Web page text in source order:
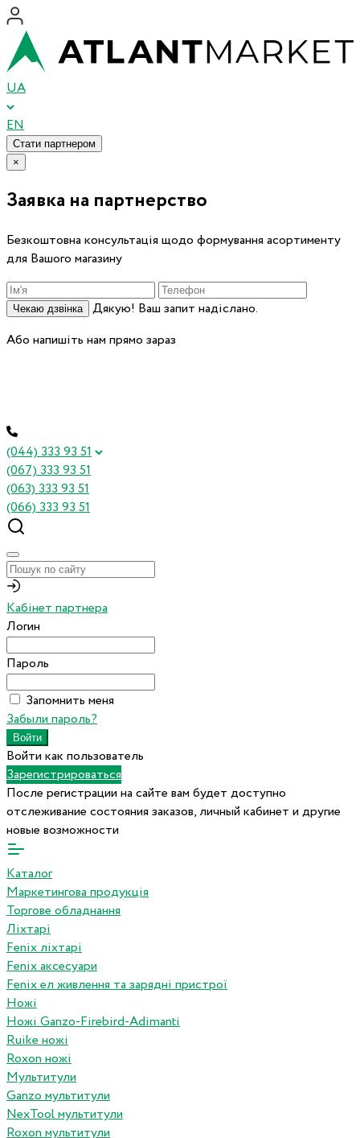
UA
EN
Стати партнером
×
Заявка на партнерство
Безкоштовна консультація щодо формування асортименту
для Вашого магазину
Чекаю дзвінка
Дякую! Ваш запит надіслано.
Або напишіть нам прямо зараз
(044) 333 93 51
(067) 333 93 51
(063) 333 93 51
(066) 333 93 51
Кабінет партнера
Логин
Пароль
Запомнить меня
Забыли пароль?
Войти как пользователь
Зарегистрироваться
После регистрации на сайте вам будет доступно
отслеживание состояния заказов, личный кабинет и другие
новые возможности
Каталог
Маркетингова продукція
Торгове обладнання
Ліхтарі
Fenix ліхтарі
Fenix аксесуари
Fenix ел живлення та зарядні пристрої
Ножі
Ножі Ganzo-Firebird-Adimanti
Ruike ножі
Roxon ножi
Мультитули
Ganzo мультитули
NexTool мультитули
Roxon мультитули